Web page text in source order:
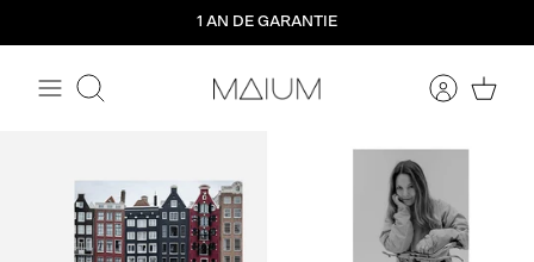
contenu
1 AN DE GARANTIE
Rechercher